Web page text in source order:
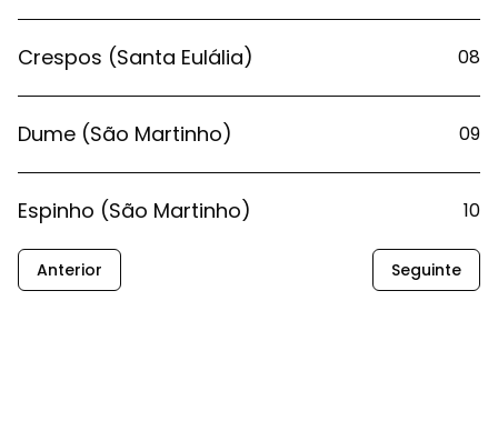
Crespos (Santa Eulália) 08
Dume (São Martinho) 09
Espinho (São Martinho) 10
Anterior Seguinte